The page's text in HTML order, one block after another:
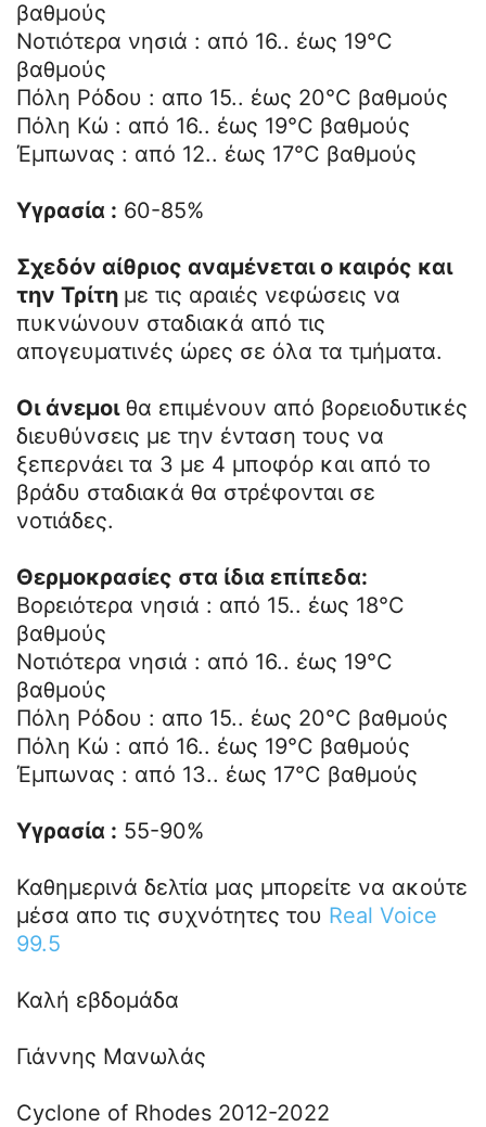
βαθμούς
Νοτιότερα νησιά : από 16.. έως 19°C
βαθμούς
Πόλη Ρόδου : απο 15.. έως 20°C βαθμούς
Πόλη Κώ : από 16.. έως 19°C βαθμούς
Έμπωνας : από 12.. έως 17°C βαθμούς
Υγρασία : 60-85%
Σχεδόν αίθριος αναμένεται ο καιρός και
την Τρίτη με τις αραιές νεφώσεις να
πυκνώνουν σταδιακά από τις
απογευματινές ώρες σε όλα τα τμήματα.
Οι άνεμοιθα επιμένουν από βορειοδυτικές
διευθύνσεις με την ένταση τους να
ξεπερνάει τα 3 με 4 μποφόρ και από το
βράδυ σταδιακά θα στρέφονται σε
νοτιάδες.
Θερμοκρασίες στα ίδια επίπεδα:
Βορειότερα νησιά : από 15.. έως 18°C
βαθμούς
Νοτιότερα νησιά : από 16.. έως 19°C
βαθμούς
Πόλη Ρόδου : απο 15.. έως 20°C βαθμούς
Πόλη Κώ : από 16.. έως 19°C βαθμούς
Έμπωνας : από 13.. έως 17°C βαθμούς
Υγρασία : 55-90%
Καθημερινά δελτία μας μπορείτε να ακούτε
μέσα απο τις συχνότητες του Real Voice
99.5
Καλή εβδομάδα
Γιάννης Μανωλάς
Cyclone of Rhodes 2012-2022